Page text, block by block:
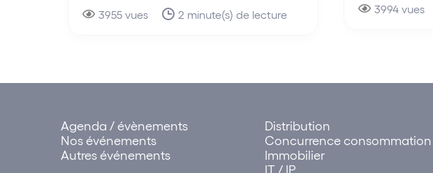
3955 vues 2 minute(s) de lecture 3994 vues
Agenda / évènements
Nos événements
Autres événements
Distribution
Concurrence consommation
Immobilier
IT / IP